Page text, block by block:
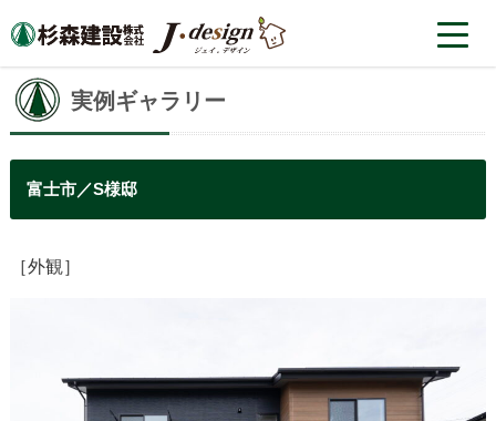
実例ギャラリー
富士市／S様邸
［外観］